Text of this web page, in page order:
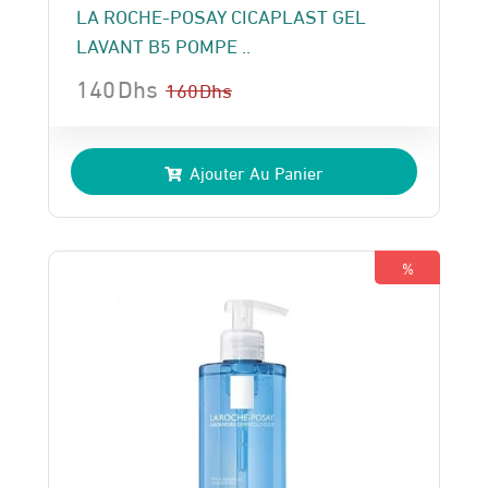
LA ROCHE-POSAY CICAPLAST GEL
LAVANT B5 POMPE ..
160Dhs
prix
initial
était :
160 Dhs.
140Dhs
prix
actuel
est :
140 Dhs.
Ajouter Au Panier
%